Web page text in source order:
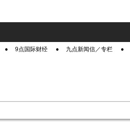
9点国际财经 九点新闻信／专栏